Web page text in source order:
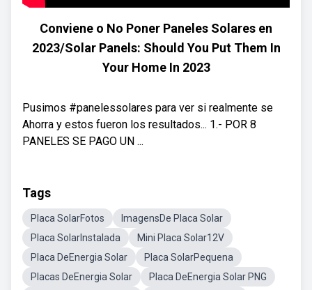
Conviene o No Poner Paneles Solares en
2023/Solar Panels: Should You Put Them In
Your Home In 2023
Pusimos #panelessolares para ver si realmente se
Ahorra y estos fueron los resultados... 1.- POR 8
PANELES SE PAGO UN ...
Tags
Placa SolarFotos
ImagensDe Placa Solar
Placa SolarInstalada
Mini Placa Solar12V
Placa DeEnergia Solar
Placa SolarPequena
Placas DeEnergia Solar
Placa DeEnergia Solar PNG